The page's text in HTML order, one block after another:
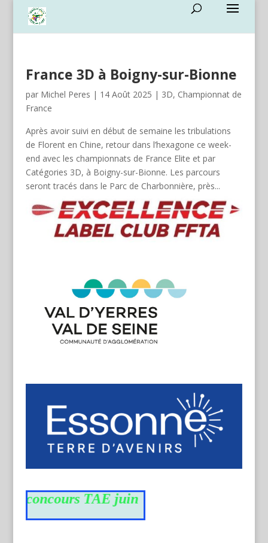
France 3D à Boigny-sur-Bionne
par Michel Peres | 14 Août 2025 | 3D, Championnat de
France
Après avoir suivi en début de semaine les tribulations
de Florent en Chine, retour dans l’hexagone ce week-
end avec les championnats de France Elite et par
Catégories 3D, à Boigny-sur-Bionne. Les parcours
seront tracés dans le Parc de Charbonnière, près...
concours TAE juin